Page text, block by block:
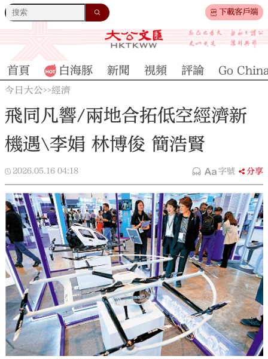
下載客戶端
大公文匯
首頁 白海豚 新聞 視頻 評論 Go
今日大公>>經濟
飛同凡響/兩地合拓低空經濟新
機遇\李娟 林博俊 簡浩賢
2026.05.16 04:18 字號 分享